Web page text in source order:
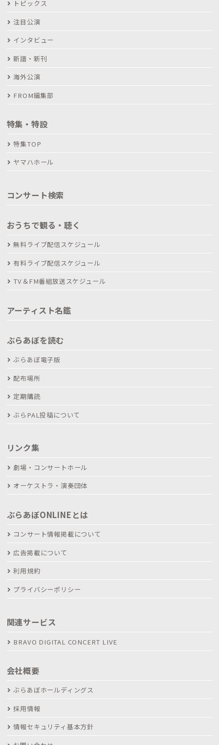
トピックス
注目公演
インタビュー
新譜・新刊
海外公演
FROM編集部
特集・特設
特集TOP
ヤマハホール
コンサート検索
おうちで観る・聴く
無料ライブ配信スケジュール
有料ライブ配信スケジュール
TV＆FM番組放送スケジュール
アーティスト名鑑
ぶらあぼを読む
ぶらあぼ電子版
配布場所
定期購読
ぶらPAL投稿について
リンク集
劇場・コンサートホール
オーケストラ・演奏団体
ぶらあぼONLINEとは
コンサート情報掲載について
広告掲載について
利用規約
プライバシーポリシー
関連サービス
BRAVO DIGITAL CONCERT LIVE
会社概要
ぶらあぼホールディングス
採用情報
情報セキュリティ基本方針